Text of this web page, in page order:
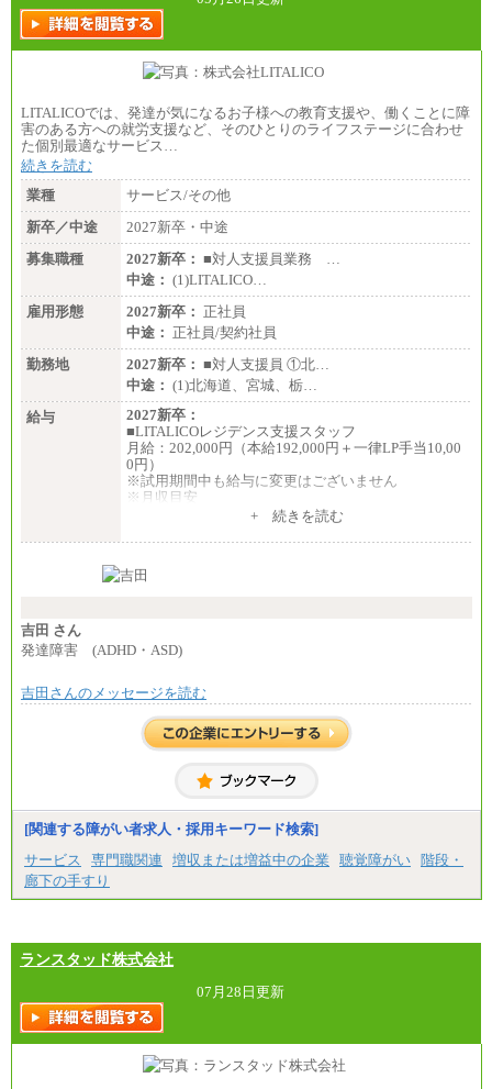
LITALICOでは、発達が気になるお子様への教育支援や、働くことに障
害のある方への就労支援など、そのひとりのライフステージに合わせ
た個別最適なサービス…
続きを読む
業種
サービス/その他
新卒／中途
2027新卒・中途
募集職種
2027新卒： ■対人支援員業務 …
中途： (1)LITALICO…
雇用形態
2027新卒： 正社員
中途： 正社員/契約社員
勤務地
2027新卒： ■対人支援員 ①北…
中途： (1)北海道、宮城、栃…
給与
2027新卒：
■LITALICOレジデンス支援スタッフ
月給：202,000円（本給192,000円＋一律LP手当10,00
0円）
※試用期間中も給与に変更はございません
※月収目安
夜勤回数により変動
条件あり）
■その他職種共通
月給：25万3,400円～
※20時間を超過した場合は別途支給
中途：
(1)(2)月給：25万3400円～28万5900円
※20時間を超過した場合は別途支給
※試用期間中も給与に変更はございません
+ 続きを読む
吉田 さん
発達障害 (ADHD・ASD)
吉田さんのメッセージを読む
[関連する障がい者求人・採用キーワード検索]
サービス
専門職関連 増収または増益中の企業 聴覚障がい 階段・
廊下の手すり
ランスタッド株式会社
07月28日更新